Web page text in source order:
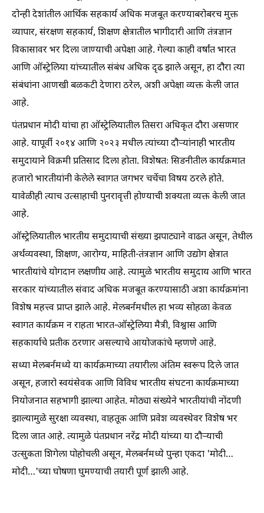
दोन्ही देशांतील आर्थिक सहकार्य अधिक मजबूत करण्याबरोबरच मुक्त
व्यापार, संरक्षण सहकार्य, शिक्षण क्षेत्रातील भागीदारी आणि तंत्रज्ञान
विकासावर भर दिला जाण्याची अपेक्षा आहे. गेल्या काही वर्षांत भारत
आणि ऑस्ट्रेलिया यांच्यातील संबंध अधिक दृढ झाले असून, हा दौरा त्या
संबंधांना आणखी बळकटी देणारा ठरेल, अशी अपेक्षा व्यक्त केली जात
आहे.
पंतप्रधान मोदी यांचा हा ऑस्ट्रेलियातील तिसरा अधिकृत दौरा असणार
आहे. यापूर्वी २०१४ आणि २०२३ मधील त्यांच्या दौऱ्यांनाही भारतीय
समुदायाने विक्रमी प्रतिसाद दिला होता. विशेषतः सिडनीतील कार्यक्रमात
हजारो भारतीयांनी केलेले स्वागत जगभर चर्चेचा विषय ठरले होते.
यावेळीही त्याच उत्साहाची पुनरावृत्ती होण्याची शक्यता व्यक्त केली जात
आहे.
ऑस्ट्रेलियातील भारतीय समुदायाची संख्या झपाट्याने वाढत असून, तेथील
अर्थव्यवस्था, शिक्षण, आरोग्य, माहिती-तंत्रज्ञान आणि उद्योग क्षेत्रात
भारतीयांचे योगदान लक्षणीय आहे. त्यामुळे भारतीय समुदाय आणि भारत
सरकार यांच्यातील संवाद अधिक मजबूत करण्यासाठी अशा कार्यक्रमांना
विशेष महत्त्व प्राप्त झाले आहे. मेलबर्नमधील हा भव्य सोहळा केवळ
स्वागत कार्यक्रम न राहता भारत-ऑस्ट्रेलिया मैत्री, विश्वास आणि
सहकार्याचे प्रतीक ठरणार असल्याचे आयोजकांचे म्हणणे आहे.
सध्या मेलबर्नमध्ये या कार्यक्रमाच्या तयारीला अंतिम स्वरूप दिले जात
असून, हजारो स्वयंसेवक आणि विविध भारतीय संघटना कार्यक्रमाच्या
नियोजनात सहभागी झाल्या आहेत. मोठ्या संख्येने भारतीयांची नोंदणी
झाल्यामुळे सुरक्षा व्यवस्था, वाहतूक आणि प्रवेश व्यवस्थेवर विशेष भर
दिला जात आहे. त्यामुळे पंतप्रधान नरेंद्र मोदी यांच्या या दौऱ्याची
उत्सुकता शिगेला पोहोचली असून, मेलबर्नमध्ये पुन्हा एकदा 'मोदी…
मोदी…'च्या घोषणा घुमण्याची तयारी पूर्ण झाली आहे.